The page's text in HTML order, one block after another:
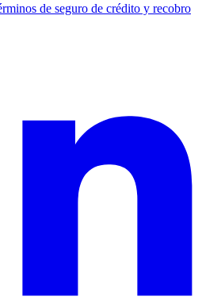
de seguro de crédito y recobro